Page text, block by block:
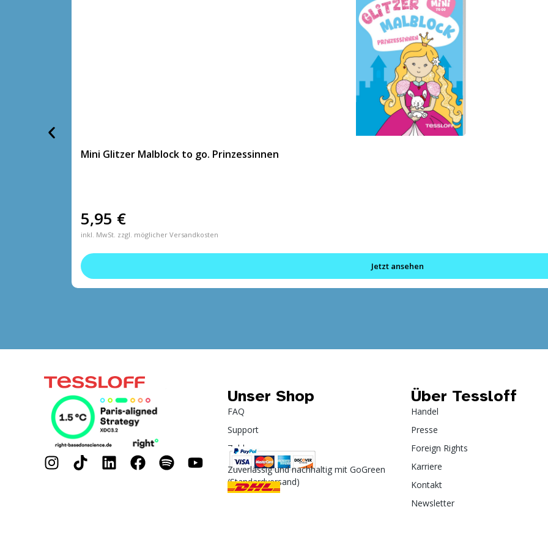
Mini Glitzer Malblock to go. Prinzessinnen
5,95 €
inkl. MwSt. zzgl. möglicher Versandkosten
Jetzt ansehen
Unser Shop
FAQ
Support
Zahlung
Zuverlässig und nachhaltig mit GoGreen
(Standardversand)
Über Tessloff
Handel
Presse
Foreign Rights
Karriere
Kontakt
Newsletter